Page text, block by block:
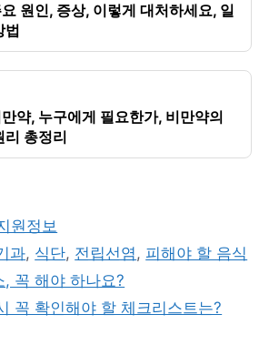
원인, 증상, 이렇게 대처하세요, 일
법
약, 누구에게 필요한가, 비만약의
리 총정리
원정보
과, 식단, 전립선염, 피해야 할 음식
, 꼭 해야 하나요?
꼭 확인해야 할 체크리스트는?